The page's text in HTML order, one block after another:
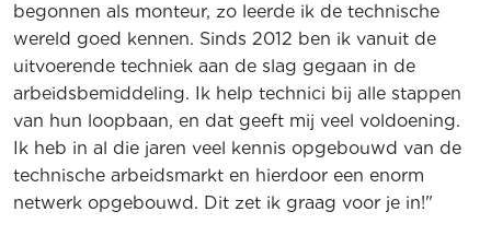
begonnen als monteur, zo leerde ik de technische
wereld goed kennen. Sinds 2012 ben ik vanuit de
uitvoerende techniek aan de slag gegaan in de
arbeidsbemiddeling. Ik help technici bij alle stappen
van hun loopbaan, en dat geeft mij veel voldoening.
Ik heb in al die jaren veel kennis opgebouwd van de
technische arbeidsmarkt en hierdoor een enorm
netwerk opgebouwd. Dit zet ik graag voor je in!"